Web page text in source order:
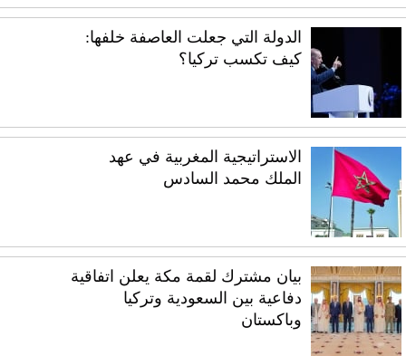
الدولة التي جعلت العاصفة خلفها:
كيف تكسب تركيا؟
الاستراتيجية المغربية في عهد
الملك محمد السادس
بيان مشترك لقمة مكة يعلن اتفاقية
دفاعية بين السعودية وتركيا
وباكستان